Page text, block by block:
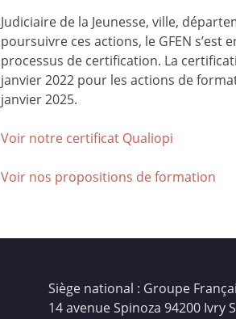
Judiciaire de la Jeunesse, ville,
poursuivre ces actions, le GFEN s’est
processus de certification. La
janvier 2022 pour les actions de
janvier 2025.
Voir notre certificat Qualiopi
Voir nos propositions de formation
Siège national : Groupe
14 avenue Spinoza 94200 Ivry